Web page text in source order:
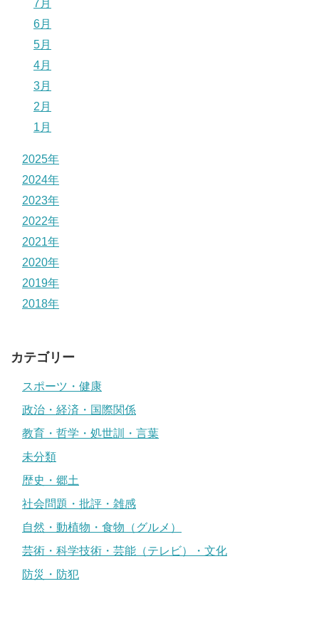
7月
6月
5月
4月
3月
2月
1月
2025年
2024年
2023年
2022年
2021年
2020年
2019年
2018年
カテゴリー
スポーツ・健康
政治・経済・国際関係
教育・哲学・処世訓・言葉
未分類
歴史・郷土
社会問題・批評・雑感
自然・動植物・食物（グルメ）
芸術・科学技術・芸能（テレビ）・文化
防災・防犯